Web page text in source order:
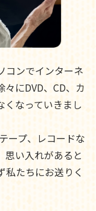
コンでインターネ
にDVD、CD、カ
くなっていきまし
ープ、レコードな
思い入れがあると
私たちにお送りく